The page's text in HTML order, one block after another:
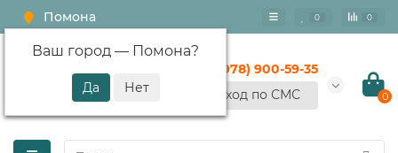
Помона
Ваш город — Помона?
0 0
+7 (978) 900-59-35
Вход по СМС
0